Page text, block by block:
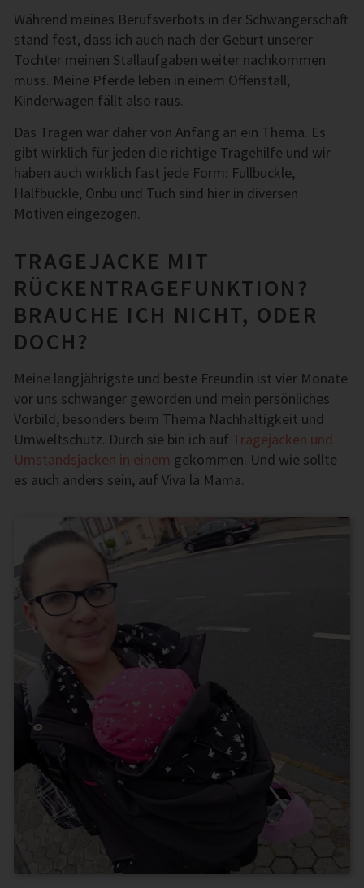
Während meines Berufsverbots in der Schwangerschaft
stand fest, dass ich auch nach der Geburt unserer
Tochter meinen Stallaufgaben weiter nachkommen
muss. Meine Pferde leben in einem Offenstall,
Kinderwagen fällt also raus.
Das Tragen war daher von Anfang an ein Thema. Es
gibt wirklich für jeden die richtige Tragehilfe und wir
haben auch wirklich fast jede Form: Fullbuckle,
Halfbuckle, Onbu und Tuch sind hier in diversen
Motiven eingezogen.
TRAGEJACKE MIT
RÜCKENTRAGEFUNKTION?
BRAUCHE ICH NICHT, ODER
DOCH?
Meine langjährigste und beste Freundin ist vier Monate
vor uns schwanger geworden und mein persönliches
Vorbild, besonders beim Thema Nachhaltigkeit und
Umweltschutz. Durch sie bin ich auf Tragejacken und
Umstandsjacken in einem gekommen. Und wie sollte
es auch anders sein, auf Viva la Mama.